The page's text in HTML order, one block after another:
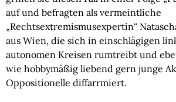
auf und befragten als vermeintliche
„Rechtsextremismusexpertin“
aus Wien, die sich in einschlägigen
autonomen Kreisen rumtreibt und
wie hobbymäßig liebend gern junge
Oppositionelle diffarrmiert.